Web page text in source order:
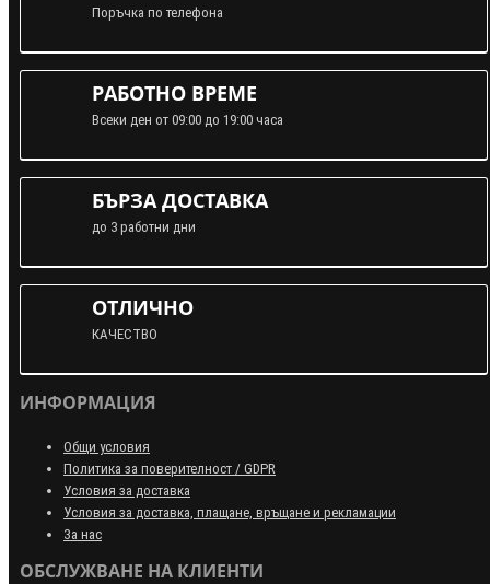
Поръчка по телефона
РАБОТНО ВРЕМЕ
Всеки ден от 09:00 до 19:00 часа
БЪРЗА ДОСТАВКА
до 3 работни дни
ОТЛИЧНО
КАЧЕСТВО
ИНФОРМАЦИЯ
Общи условия
Политика за поверителност / GDPR
Условия за доставка
Условия за доставка, плащане, връщане и рекламации
За нас
ОБСЛУЖВАНЕ НА КЛИЕНТИ